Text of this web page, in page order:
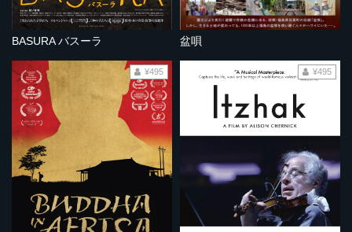
BASURA バスーラ 盆唄
¥495 ¥495